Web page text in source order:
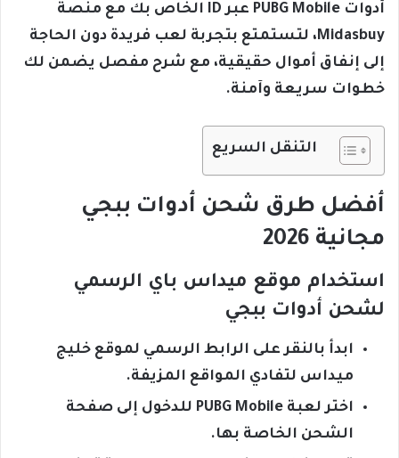
أدوات PUBG Mobile عبر ID الخاص بك مع منصة
Midasbuy، لتستمتع بتجربة لعب فريدة دون الحاجة
إلى إنفاق أموال حقيقية، مع شرح مفصل يضمن لك
خطوات سريعة وآمنة.
التنقل السريع
أفضل طرق شحن أدوات ببجي
مجانية 2026
استخدام موقع ميداس باي الرسمي
لشحن أدوات ببجي
ابدأ بالنقر على الرابط الرسمي لموقع خليج
ميداس لتفادي المواقع المزيفة.
اختر لعبة PUBG Mobile للدخول إلى صفحة
الشحن الخاصة بها.